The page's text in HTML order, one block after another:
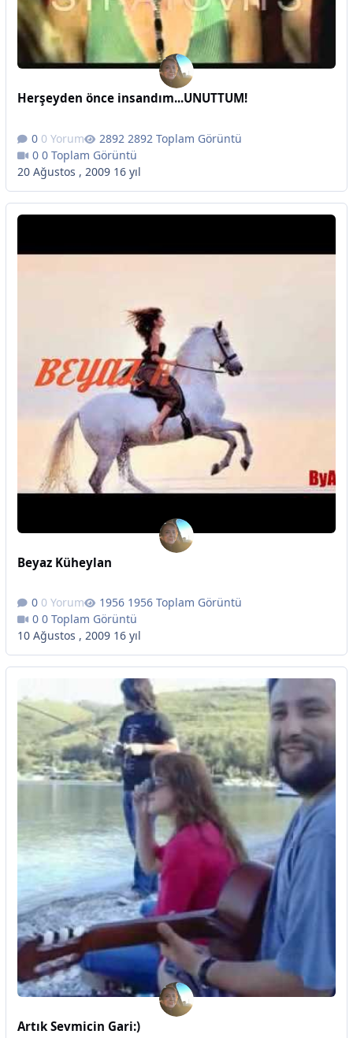
Herşeyden önce insandım...UNUTTUM!
0 Yorum
2892 Toplam Görüntü
0 Toplam Görüntü
20 Ağustos , 2009 16 yıl
Beyaz Küheylan
0 Yorum
1956 Toplam Görüntü
0 Toplam Görüntü
10 Ağustos , 2009 16 yıl
Artık Sevmicin Gari:)